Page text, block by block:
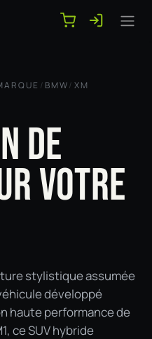
/ BMW/ XM
DE
VOTRE
stylistique assumée
développé
haute performance de
ce SUV hybride